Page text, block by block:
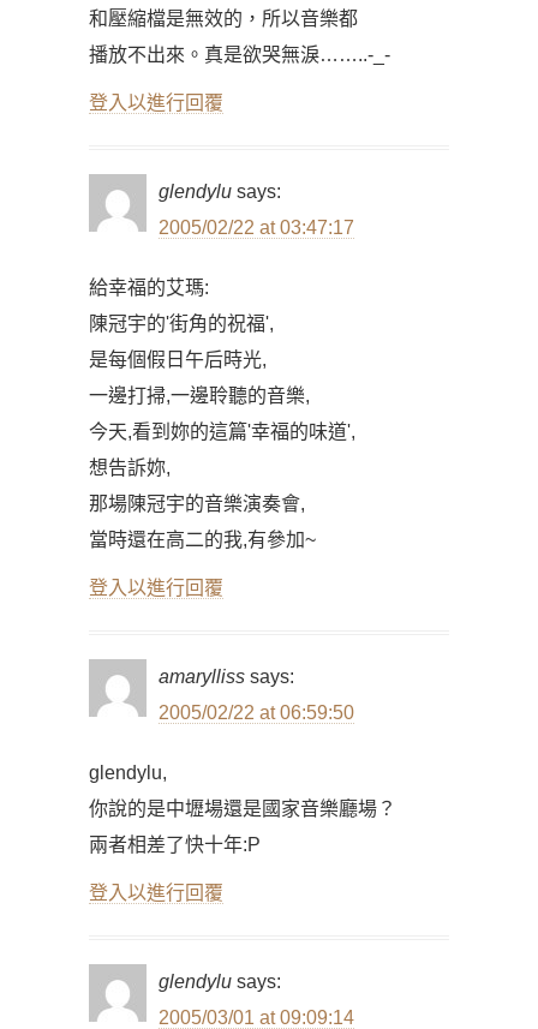
和壓縮檔是無效的，所以音樂都
播放不出來。真是欲哭無淚……..-_-
登入以進行回覆
glendylu says:
2005/02/22 at 03:47:17
給幸福的艾瑪:
陳冠宇的'街角的祝福',
是每個假日午后時光,
一邊打掃,一邊聆聽的音樂,
今天,看到妳的這篇'幸福的味道',
想告訴妳,
那場陳冠宇的音樂演奏會,
當時還在高二的我,有參加~
登入以進行回覆
amarylliss says:
2005/02/22 at 06:59:50
glendylu,
你說的是中壢場還是國家音樂廳場？
兩者相差了快十年:P
登入以進行回覆
glendylu says:
2005/03/01 at 09:09:14